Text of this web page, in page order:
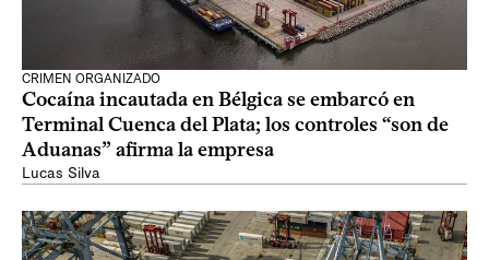
CRIMEN ORGANIZADO
Cocaína incautada en Bélgica se embarcó en
Terminal Cuenca del Plata; los controles “son de
Aduanas” afirma la empresa
Lucas Silva